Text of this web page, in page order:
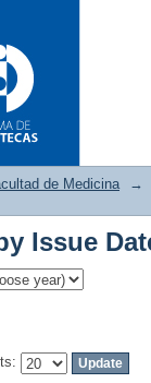
by
de Medicina
→
Issue